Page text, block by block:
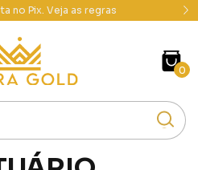
no Pix. Veja as regras
0